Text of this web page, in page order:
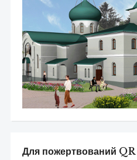
Для пожертвований QR